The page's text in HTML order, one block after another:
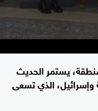
يستمر الحديث
وإسرائيل، الذي تسعى